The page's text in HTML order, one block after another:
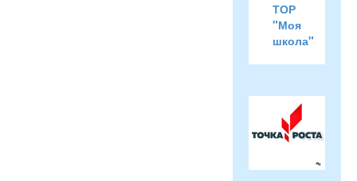
ТОР
"Моя
школа"